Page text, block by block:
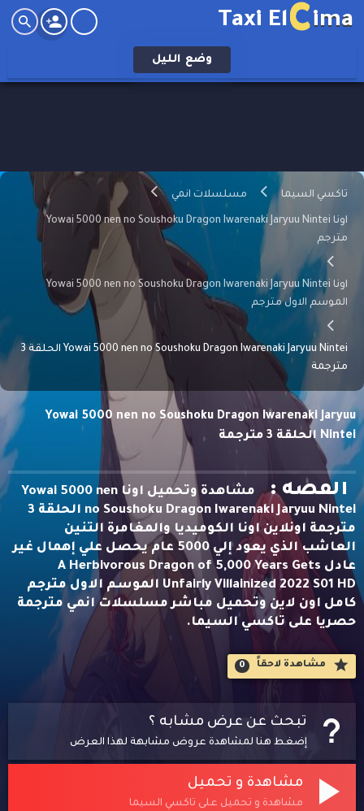
Taxi ElCima
وضع الليل
تاكسي السيما مسلسلات انمي
اونا Yowai 5000 nen no Soushoku Dragon Iwarenaki Jaryuu Nintei
مترجم
اونا Yowai 5000 nen no Soushoku Dragon Iwarenaki Jaryuu Nintei
الموسم الاول مترجم
Yowai 5000 nen no Soushoku Dragon Iwarenaki Jaryuu Nintei الحلقة 3
مترجمة
Yowai 5000 nen no Soushoku Dragon Iwarenaki Jaryuu
Nintei الحلقة 3 مترجمة
القصه :
مشاهدة وتحميل اونا Yowai 5000 nen
no Soushoku Dragon Iwarenaki Jaryuu Nintei الحلقة 3
مترجمة اونلاين اونا الكوميديا والمغامرة التنين
العاشب الذي يعود إلي 5000 عام يحصل علي إهمال غير
عادل A Herbivorous Dragon of 5,000 Years Gets
Unfairly Villainized 2022 S01 HD الموسم الاول مترجم
كامل اون لاين وتحميل مباشر مسلسلات انمي مترجمة
حصريا على تاكسي السيما.
مشاهدة لاحقاََ 0
تبحث عن عرض مشابه ؟
إضغط هنا لمشاهدة عروض مشابهة لهذا العرض
مشاهدة و تحميل
مشاهدة و تحميل على تاكسي السيما